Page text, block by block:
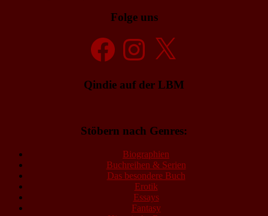
Folge uns
FacebookInstagramX
Qindie auf der LBM
Stöbern nach Genres:
Biographien
Buchreihen & Serien
Das besondere Buch
Erotik
Essays
Fantasy